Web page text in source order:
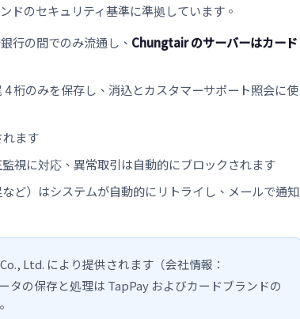
ドのセキュリティ基準に準拠しています。
行の間でのみ流通し、 Chungtair のサーバーはカード
桁のみを保存し、消込とカスタマーサポート照会に使
ます
視に対応、異常取引は自動的にブロックされます
ど）はシステムが自動的にリトライし、メールで通知
Ltd. により提供されます（会社情報：
タの保存と処理は TapPay およびカードブランドの